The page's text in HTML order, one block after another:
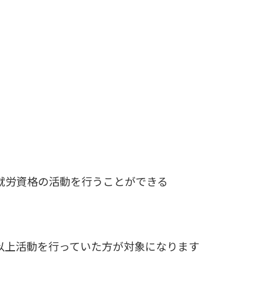
資格の活動を行うことができる
活動を行っていた方が対象になります